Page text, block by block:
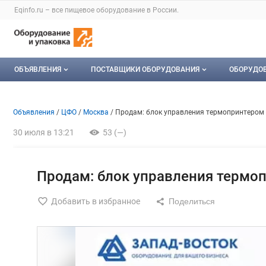
Раздел навигации по сайту eqinfo.ru
Eqinfo.ru – все пищевое оборудование в России.
Авторизация и меню пользователя
Навигация по разделам сайта eqinfo.ru
ОБЪЯВЛЕНИЯ ПОСТАВЩИКИ ОБОРУДОВАНИЯ
Платное размещение
Объявление: Продам: блок
Информация о объявлении
Навигация и управление
Объявления ЦФО Москва Продам: блок управления
30 июля в 13:21 53 (—)
Продам: блок управления
Добавить в избранное